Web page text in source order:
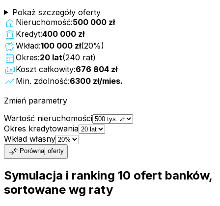
Pokaż szczegóły oferty
home Nieruchomość:500 000 zł
account_balance Kredyt:400 000 zł
savingsWkład:100 000 zł(20%)
calendar_month Okres:20 lat(240 rat)
paymentsKoszt całkowity:676 804 zł
trending_up Min. zdolność:6300 zł/mies.
Zmień parametry
Wartość nieruchomości
Okres kredytowania
Wkład własny
compare_arrows Porównaj oferty
Symulacja i ranking 10 ofert banków,
sortowane wg raty